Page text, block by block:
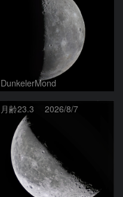
DunkelerMond
月齢23.3 2026/8/7